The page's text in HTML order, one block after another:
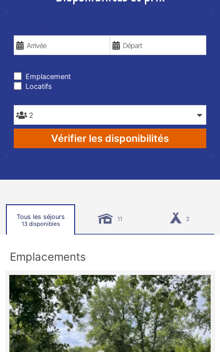
Emplacement
Locatifs
Vérifier les disponibilités
Tous les séjours
13 disponibles
11 2
Emplacements